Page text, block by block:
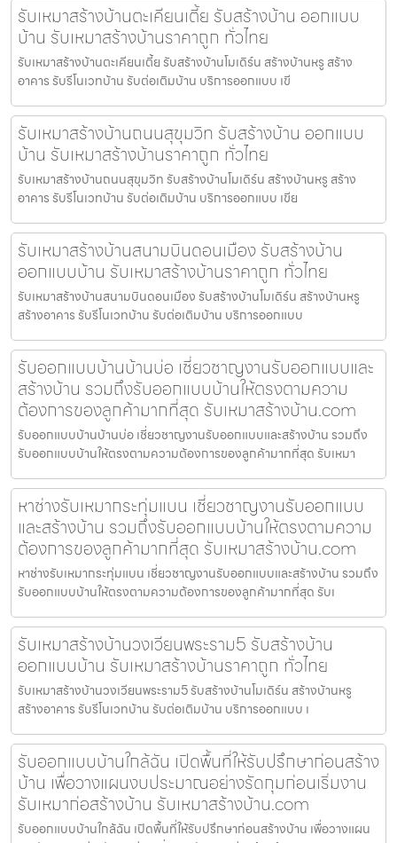
รับเหมาสร้างบ้านตะเคียนเตี้ย รับสร้างบ้าน ออกแบบ
บ้าน รับเหมาสร้างบ้านราคาถูก ทั่วไทย
รับเหมาสร้างบ้านตะเคียนเตี้ย รับสร้างบ้านโมเดิร์น สร้างบ้านหรู สร้าง
อาคาร รับรีโนเวทบ้าน รับต่อเติมบ้าน บริการออกแบบ เขี
รับเหมาสร้างบ้านถนนสุขุมวิท รับสร้างบ้าน ออกแบบ
บ้าน รับเหมาสร้างบ้านราคาถูก ทั่วไทย
รับเหมาสร้างบ้านถนนสุขุมวิท รับสร้างบ้านโมเดิร์น สร้างบ้านหรู สร้าง
อาคาร รับรีโนเวทบ้าน รับต่อเติมบ้าน บริการออกแบบ เขีย
รับเหมาสร้างบ้านสนามบินดอนเมือง รับสร้างบ้าน
ออกแบบบ้าน รับเหมาสร้างบ้านราคาถูก ทั่วไทย
รับเหมาสร้างบ้านสนามบินดอนเมือง รับสร้างบ้านโมเดิร์น สร้างบ้านหรู
สร้างอาคาร รับรีโนเวทบ้าน รับต่อเติมบ้าน บริการออกแบบ
รับออกแบบบ้านบ้านบ่อ เชี่ยวชาญงานรับออกแบบและ
สร้างบ้าน รวมถึงรับออกแบบบ้านให้ตรงตามความ
ต้องการของลูกค้ามากที่สุด รับเหมาสร้างบ้าน.com
รับออกแบบบ้านบ้านบ่อ เชี่ยวชาญงานรับออกแบบและสร้างบ้าน รวมถึง
รับออกแบบบ้านให้ตรงตามความต้องการของลูกค้ามากที่สุด รับเหมา
หาช่างรับเหมากระทุ่มแบน เชี่ยวชาญงานรับออกแบบ
และสร้างบ้าน รวมถึงรับออกแบบบ้านให้ตรงตามความ
ต้องการของลูกค้ามากที่สุด รับเหมาสร้างบ้าน.com
หาช่างรับเหมากระทุ่มแบน เชี่ยวชาญงานรับออกแบบและสร้างบ้าน รวมถึง
รับออกแบบบ้านให้ตรงตามความต้องการของลูกค้ามากที่สุด รับเ
รับเหมาสร้างบ้านวงเวียนพระราม5 รับสร้างบ้าน
ออกแบบบ้าน รับเหมาสร้างบ้านราคาถูก ทั่วไทย
รับเหมาสร้างบ้านวงเวียนพระราม5 รับสร้างบ้านโมเดิร์น สร้างบ้านหรู
สร้างอาคาร รับรีโนเวทบ้าน รับต่อเติมบ้าน บริการออกแบบ เ
รับออกแบบบ้านใกล้ฉัน เปิดพื้นที่ให้รับปรึกษาก่อนสร้าง
บ้าน เพื่อวางแผนงบประมาณอย่างรัดกุมก่อนเริ่มงาน
รับเหมาก่อสร้างบ้าน รับเหมาสร้างบ้าน.com
รับออกแบบบ้านใกล้ฉัน เปิดพื้นที่ให้รับปรึกษาก่อนสร้างบ้าน เพื่อวางแผน